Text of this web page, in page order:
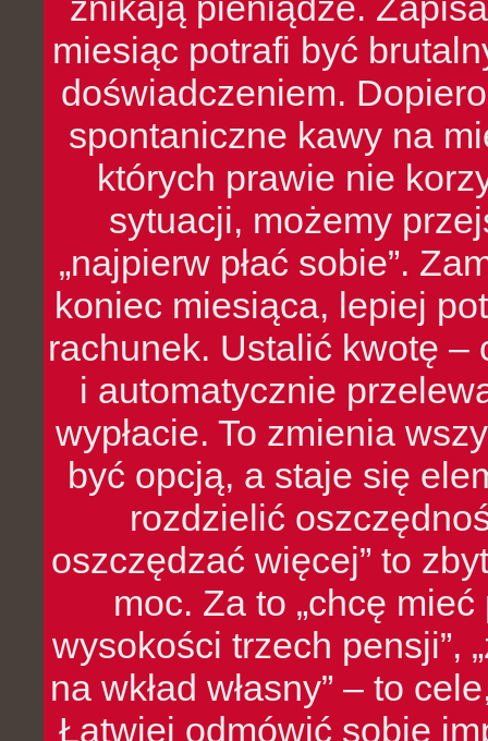
miesiąc potrafi być
doświadczeniem.
spontaniczne kawy na
których prawie nie
sytuacji, możemy
„najpierw płać sobie”.
koniec miesiąca, lepiej
rachunek. Ustalić kwotę
i automatycznie
wypłacie. To zmienia
być opcją, a staje się
rozdzielić
oszczędzać więcej” to
moc. Za to „chcę
wysokości trzech pensji”,
na wkład własny” – to
Łatwiej odmówić sobie